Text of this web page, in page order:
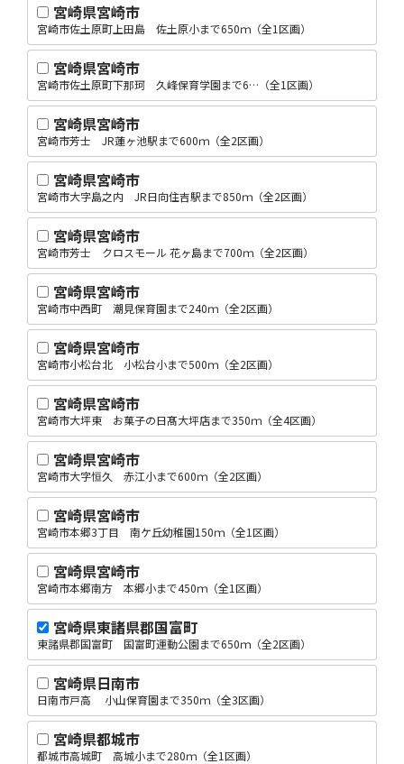
宮崎県宮崎市
宮崎市佐土原町上田島 佐土原小まで650ｍ（全1区画）
宮崎県宮崎市
宮崎市佐土原町下那珂 久峰保育学園まで6…（全1区画）
宮崎県宮崎市
宮崎市芳士 JR蓮ヶ池駅まで600ｍ（全2区画）
宮崎県宮崎市
宮崎市大字島之内 JR日向住吉駅まで850ｍ（全2区画）
宮崎県宮崎市
宮崎市芳士 クロスモール 花ヶ島まで700ｍ（全2区画）
宮崎県宮崎市
宮崎市中西町 潮見保育園まで240ｍ（全2区画）
宮崎県宮崎市
宮崎市小松台北 小松台小まで500ｍ（全2区画）
宮崎県宮崎市
宮崎市大坪東 お菓子の日髙大坪店まで350ｍ（全4区画）
宮崎県宮崎市
宮崎市大字恒久 赤江小まで600ｍ（全2区画）
宮崎県宮崎市
宮崎市本郷3丁目 南ケ丘幼稚園150ｍ（全1区画）
宮崎県宮崎市
宮崎市本郷南方 本郷小まで450ｍ（全1区画）
宮崎県東諸県郡国富町
東諸県郡国富町 国富町運動公園まで650ｍ（全2区画）
宮崎県日南市
日南市戸高 小山保育園まで350ｍ（全3区画）
宮崎県都城市
都城市高城町 高城小まで280ｍ（全1区画）